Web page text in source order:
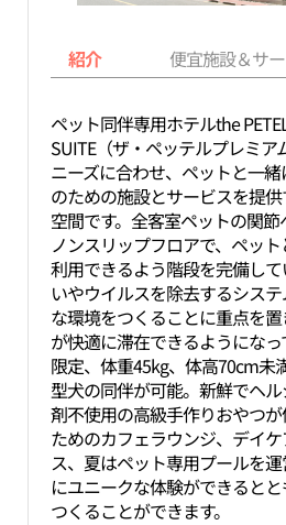
紹介 便宜施設＆サ
ペット同伴専用ホテルthe
SUITE（ザ・ペッテルプレミ
ニーズに合わせ、ペットと一
のための施設とサービスを提
空間です。全客室ペットの関
ノンスリップフロアで、ペッ
利用できるよう階段を完備し
いやウイルスを除去するシス
な環境をつくることに重点を
が快適に滞在できるようにな
限定、体重45kg、体高70cm未
型犬の同伴が可能。新鮮でヘ
剤不使用の高級手作りおやつ
ためのカフェラウンジ、デイ
ス、夏はペット専用プールを
にユニークな体験ができると
つくることができます。